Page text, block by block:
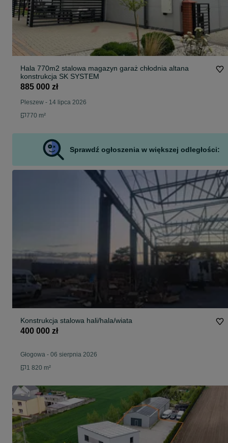
Hala 770m2 stalowa magazyn garaż chłodnia altana
konstrukcja SK SYSTEM
885 000 zł
Pleszew - 14 lipca 2026
770 m²
Sprawdź ogłoszenia w większej odległości:
Konstrukcja stalowa hali/hala/wiata
400 000 zł
Głogowa - 06 sierpnia 2026
1 820 m²